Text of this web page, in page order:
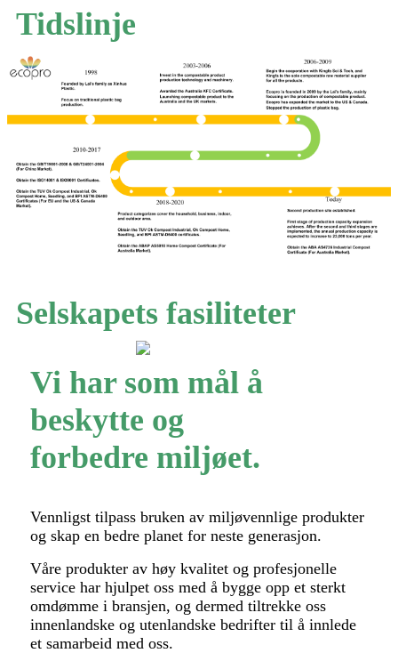
Tidslinje
Selskapets fasiliteter
Vi har som mål å
beskytte og
forbedre miljøet.
Vennligst tilpass bruken av miljøvennlige produkter
og skap en bedre planet for neste generasjon.
Våre produkter av høy kvalitet og profesjonelle
service har hjulpet oss med å bygge opp et sterkt
omdømme i bransjen, og dermed tiltrekke oss
innenlandske og utenlandske bedrifter til å innlede
et samarbeid med oss.